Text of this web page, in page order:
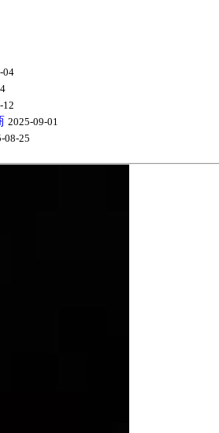
04
12
2025-09-01
08-25